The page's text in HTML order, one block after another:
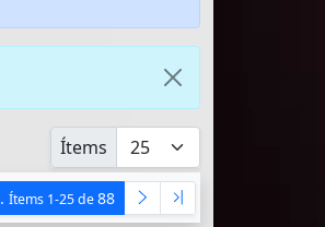
Ítems
.Ítems 1-25 de88